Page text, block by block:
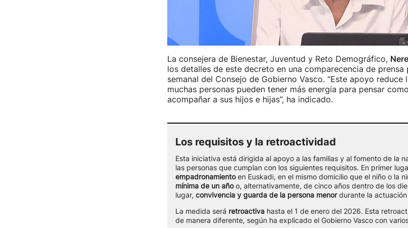
La consejera de Bienestar, Juventud y Reto Demográfico,
los detalles de este decreto en una comparecencia de
semanal del Consejo de Gobierno Vasco. “Este apoyo
muchas personas pueden tener más energía para pensar
acompañar a sus hijos e hijas”, ha indicado.
Los requisitos y la retroactividad
Esta iniciativa está dirigida al apoyo a las familias y al fomento de la
las personas que cumplan con los siguientes requisitos. En primer
empadronamientoen Euskadi, en el mismo domicilio que el niño o la
mínima de un añoo, alternativamente, de cinco años dentro de los
lugar, convivencia y guarda de la persona menordurante la
La medida será retroactiva hasta el 1 de enero del 2026. Esta
de manera diferente, según ha explicado el Gobierno Vasco con